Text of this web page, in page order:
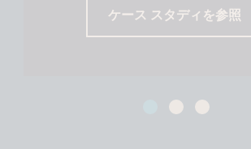
ケース スタディを参照